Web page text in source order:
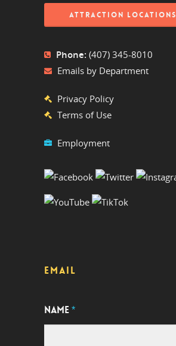
ATTRACTION LOCATIONS
Phone: (407) 345-8010
Emails by Department
Privacy Policy
Terms of Use
Employment
EMAIL
NAME*